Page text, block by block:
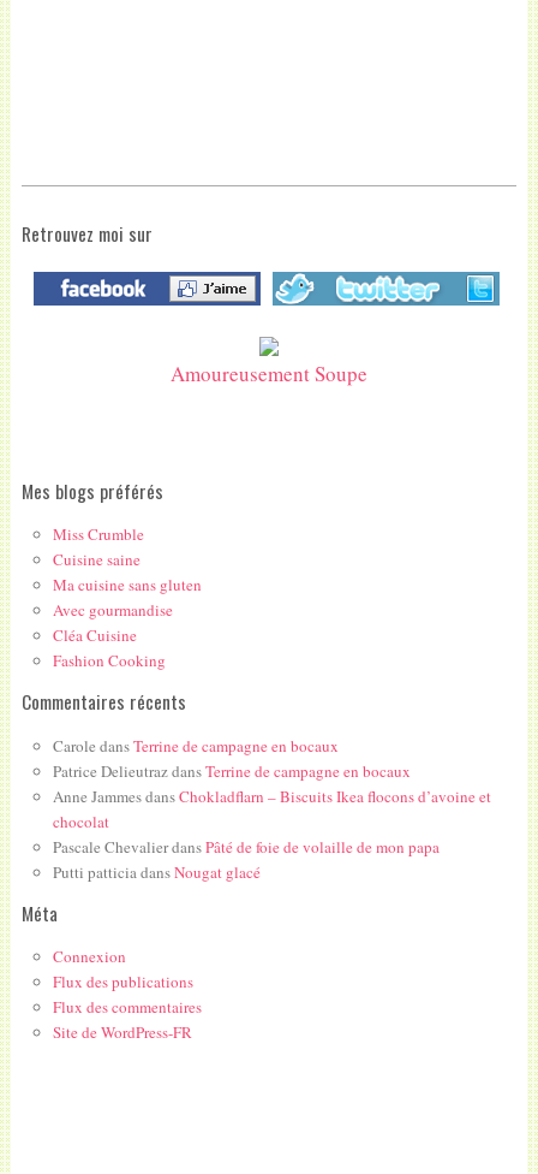
Retrouvez moi sur
Amoureusement Soupe
Mes blogs préférés
Miss Crumble
Cuisine saine
Ma cuisine sans gluten
Avec gourmandise
Cléa Cuisine
Fashion Cooking
Commentaires récents
Carole dansTerrine de campagne en bocaux
Patrice DelieutrazdansTerrine de campagne en bocaux
Anne JammesdansChokladflarn – Biscuits Ikea flocons d’avoine et
chocolat
Pascale ChevalierdansPâté de foie de volaille de mon papa
Putti patticiadansNougat glacé
Méta
Connexion
Flux des publications
Flux des commentaires
Site de WordPress-FR